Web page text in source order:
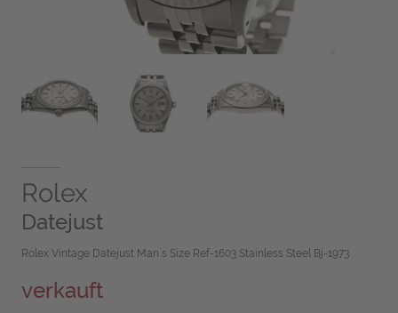
Rolex
Datejust
Rolex Vintage Datejust Man´s Size Ref-1603 Stainless Steel Bj-1973
verkauft